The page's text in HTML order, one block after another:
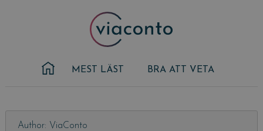
MEST LÄST BRA ATT VETA
Author: ViaConto